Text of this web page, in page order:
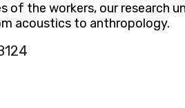
of the workers, our research
acoustics to anthropology.